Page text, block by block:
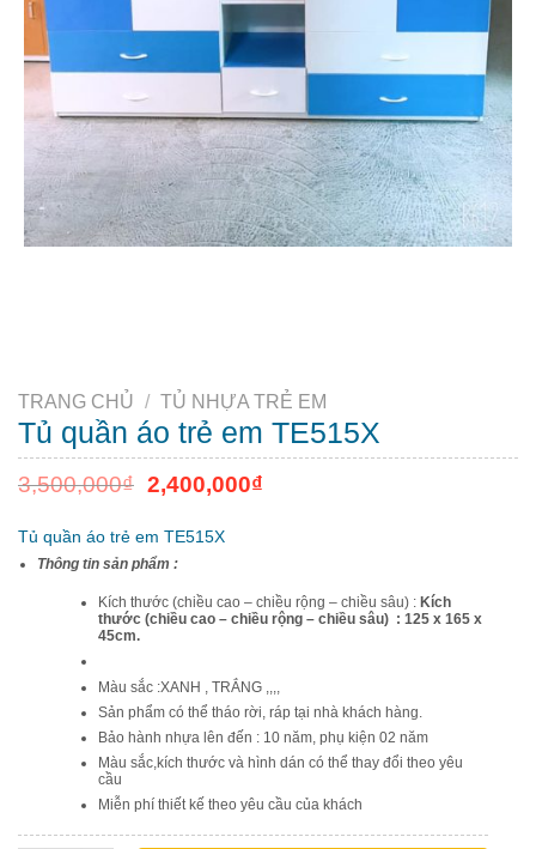
TRANG CHỦ / TỦ NHỰA TRẺ EM
Tủ quần áo trẻ em TE515X
3,500,000₫ 2,400,000₫
Tủ quần áo trẻ em TE515X
Thông tin sản phẩm :
Kích thước (chiều cao – chiều rộng – chiều sâu) : Kích
thước (chiều cao – chiều rộng – chiều sâu) : 125 x 165 x
45cm.
Màu sắc :XANH , TRẮNG ,,,,
Sản phẩm có thể tháo rời, ráp tại nhà khách hàng.
Bảo hành nhựa lên đến : 10 năm, phụ kiện 02 năm
Màu sắc,kích thước và hình dán có thể thay đổi theo yêu
cầu
Miễn phí thiết kế theo yêu cầu của khách